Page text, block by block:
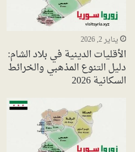
يناير 2, 2026
الأقليات الدينية في بلاد الشام:
دليل التنوع المذهبي والخرائط
السكانية 2026